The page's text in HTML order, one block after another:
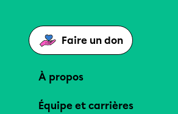
Faire un don
À propos
Équipe et carrières